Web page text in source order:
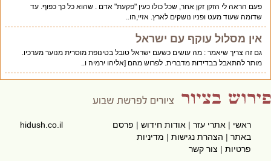
פעם הראה לי הזקן זקן אחר, שכל כולו כעין "פקעת" אדם . שהוא כל כך כפוף. עד
שדומה שעוד מעט ופניו נושקים לארץ. אזיי,הו..
אין מסלול עוקף עם ישראל
גם זה צריך שיאמר : מה עושים כשעם ישראל טובל בטינופת מוסרית מנוער מערכיו.
מותר להתאבל בבדידות מדברית. לפרוש מהם [אליהו ירמיה ו..
ראשי|אתרי עזר|אודות חידוש|פרסם
באתר|הצהרת נגישות|מדיניות
פרטיות|צור קשר
hidush.co.il